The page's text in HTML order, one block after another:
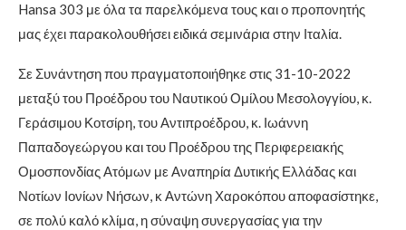
Hansa 303 με όλα τα παρελκόμενα τους και οπροπονητής
μας έχει παρακολουθήσει ειδικά σεμινάρια στην Ιταλία.
Σε Συνάντηση που πραγματοποιήθηκε στις 31-10-2022
μεταξύ του Προέδρου του Ναυτικού Ομίλου Μεσολογγίου, κ.
Γεράσιμου Κοτσίρη, του Αντιπροέδρου, κ. Ιωάννη
Παπαδογεώργου και του Προέδρου της Περιφερειακής
Ομοσπονδίας Ατόμων με Αναπηρία Δυτικής Ελλάδας και
Νοτίων Ιονίων Νήσων, κ Αντώνη Χαροκόπου αποφασίστηκε,
σε πολύ καλό κλίμα, η σύναψη συνεργασίας για την